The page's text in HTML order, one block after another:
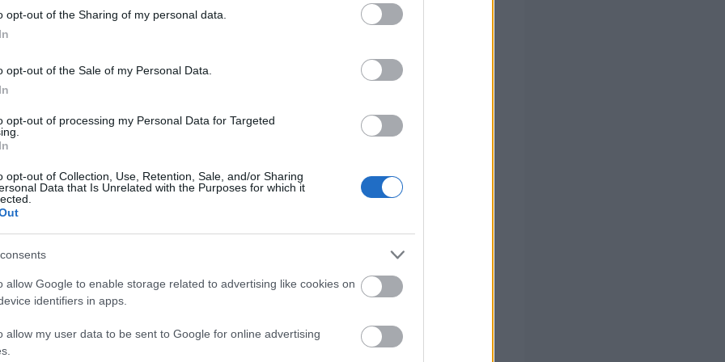
opt-out of the Sharing of my personal data.
opt-out of the Sale of my Personal Data.
opt-out of processing my Personal Data for Targeted
opt-out of Collection, Use, Retention, Sale, and/or Sharing
Data that Is Unrelated with the Purposes for which it
allow Google to enable storage related to advertising like cookies on
identifiers in apps.
allow my user data to be sent to Google for online advertising
η πιο Εύκολη Πιστοποίηση Υπολογιστών σε 2
όλες τις σημαντικές ειδήσεις.
proson.gr στα αποτελέσματα αναζήτησης της Google
Ειδήσεις
δίνει 300 ευρώ - Δεν χρειάζεται αίτηση